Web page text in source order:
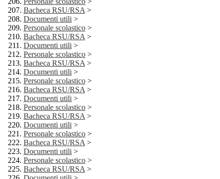
Bacheca RSU/RSA >
Documenti utili >
Personale scolastico >
Bacheca RSU/RSA >
Documenti utili >
Personale scolastico >
Bacheca RSU/RSA >
Documenti utili >
Personale scolastico >
Bacheca RSU/RSA >
Documenti utili >
Personale scolastico >
Bacheca RSU/RSA >
Documenti utili >
Personale scolastico >
Bacheca RSU/RSA >
Documenti utili >
Personale scolastico >
Bacheca RSU/RSA >